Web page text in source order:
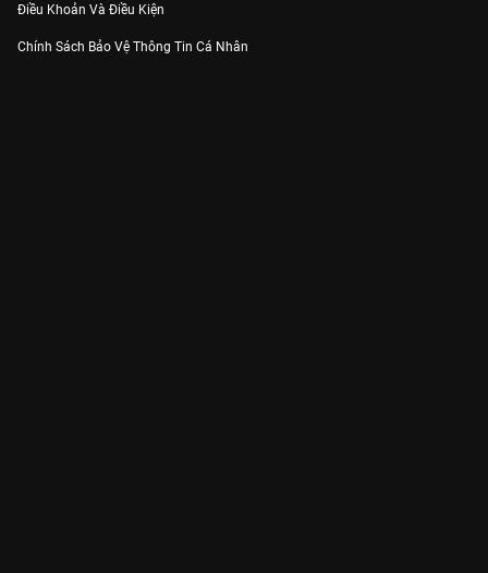
Điều Khoản Và Điều Kiện
Chính Sách Bảo Vệ Thông Tin Cá Nhân